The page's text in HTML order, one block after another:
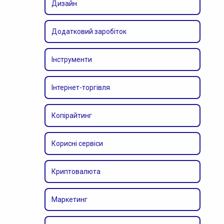
Дизайн
Додатковий заробіток
Інструменти
Інтернет-торгівля
Копірайтинг
Корисні сервіси
Криптовалюта
Маркетинг